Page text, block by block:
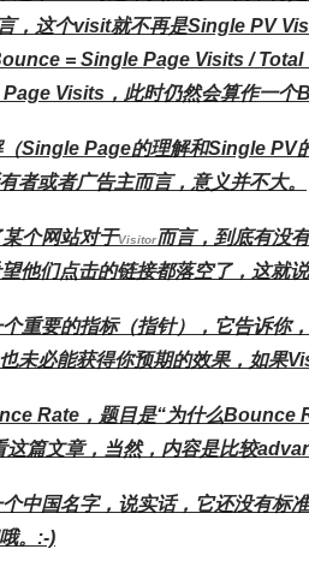
，这个visit就不再是Single PV
= Single Page Visits / Total
Visits，此时仍然会算作一个
Single Page的理解和Single PV
者或者广告主而言，意义并不大。
个网站对于Visitor而言，到底有没
他们点击的链接都落空了，这就
重要的指标（指针），它告诉你
未必能获得你预期的效果，如果
Rate，题目是“为什么Bounce
这篇文章，当然，内容是比较
中国名字，说实话，它还没有标
。:-)